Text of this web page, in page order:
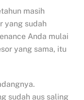
masih
yang sudah
Anda mulai
yang sama, itu
sudah aus saling